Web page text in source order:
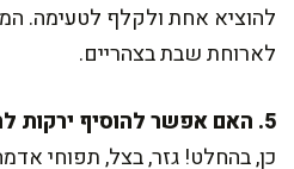
להוציא אחת ולקלף לטעימה.
לארוחת שבת בצהריים.
5. האם אפשר להוסיף ירקות לתבנית יחד עם הביצים?
כן, בהחלט! גזר, בצל, תפוחי